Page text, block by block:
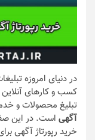
در دنیای امروزه
کسب و کارهای
تبلیغ محصولات و
آگهی است. در این
خرید رپورتاژ آگهی